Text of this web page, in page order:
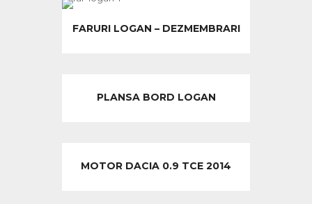
FARURI LOGAN – DEZMEMBRARI
PLANSA BORD LOGAN
MOTOR DACIA 0.9 TCE 2014